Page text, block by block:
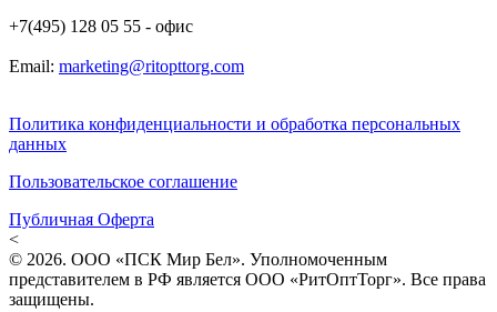
+7(495) 128 05 55 - офис
Email: marketing@ritopttorg.com
Политика конфиденциальности и обработка персональных
данных
Пользовательское соглашение
Публичная Оферта
<
© 2026. ООО «ПСК Мир Бел». Уполномоченным
представителем в РФ является ООО «РитОптТорг». Все права
защищены.